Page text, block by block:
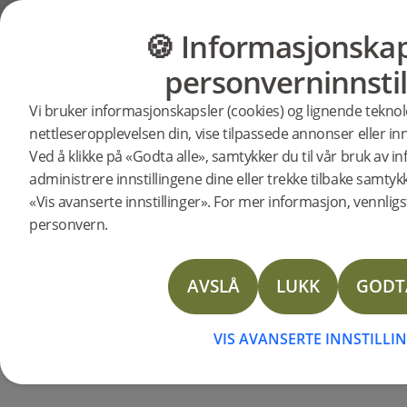
GULV MØBLER
🍪
Vi bruker informasjonskapsler (cookies) og lignende
nettleseropplevelsen din, vise tilpassede annonser eller
Ved å klikke på «Godta alle», samtykker du til vår bruk av
administrere innstillingene dine eller trekke tilbake
«Vis avanserte innstillinger». For mer informasjon,
personvern.
AVSLÅ LUKK
VIS AVANSERTE
Woodura
Våre innovative Woodura Fiskeben 2.0-
slitestyrke og motstandskraft mot slag.
sertifisert eik fra ansvarlige kilder, noe
Sikkerhetsdatablad
Sikkerhetsdatablad
Leggeanvisning Woodura fiskebensgulv 2.0 & 3.0
WOODURA FISKEBEN 3.0 BROSJYRE